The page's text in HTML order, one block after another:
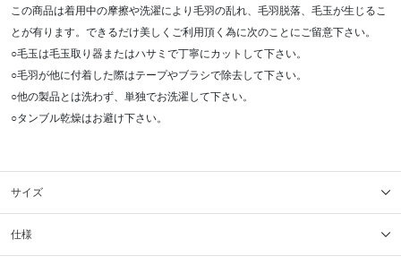
この商品は着用中の摩擦や洗濯により毛羽の乱れ、毛羽脱落、毛玉が生じるこ
とが有ります。できるだけ美しくご利用頂く為に次のことにご留意下さい。
○毛玉は毛玉取り器またはハサミで丁寧にカットして下さい。
○毛羽が他に付着した際はテープやブラシで除去して下さい。
○他の製品とは洗わず、単独でお洗濯して下さい。
○タンブル乾燥はお避け下さい。
サイズ
仕様